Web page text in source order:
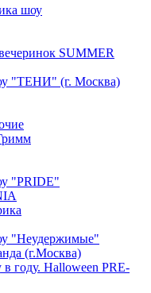
шоу
SUMMER
"ТЕНИ" (г. Москва)
"PRIDE"
"Неудержимые"
(г.Москва)
году. Halloween PRE-